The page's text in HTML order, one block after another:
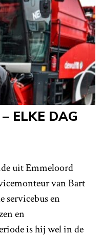
ELKE DAG
uit Emmeloord
van Bart
servicebus en
en
is hij wel in de